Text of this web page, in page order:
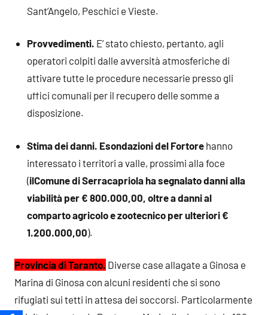
Sant’Angelo, Peschici e Vieste.
Provvedimenti. E’ stato chiesto, pertanto, agli
operatori colpiti dalle avversità atmosferiche di
attivare tutte le procedure necessarie presso gli
uffici comunali per il recupero delle somme a
disposizione.
Stima dei danni. Esondazioni del Fortore hanno
interessato i territori a valle, prossimi alla foce
(ilComune di Serracapriola ha segnalato danni alla
viabilità per € 800.000,00, oltre a danni al
comparto agricolo e zootecnico per ulteriori €
1.200.000,00).
Provincia di Taranto. Diverse case allagate a Ginosa e
Marina di Ginosa con alcuni residenti che si sono
rifugiati sui tetti in attesa dei soccorsi. Particolarmente